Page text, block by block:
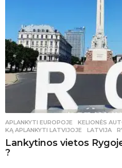
APLANKYTI EUROPOJE ,KELIONĖS
KĄ APLANKYTI LATVIJOJE
,LATVIJA ,
Lankytinos vietos
?